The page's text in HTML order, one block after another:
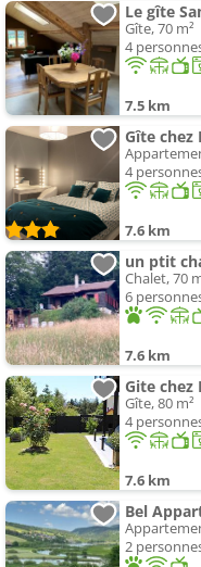
Le gîte
Gîte, 70 m²
4
7.5 km
Gîte chez
4
7.6 km
un ptit
Chalet, 70
6
7.6 km
Gite chez
Gîte, 80 m²
4
7.6 km
2